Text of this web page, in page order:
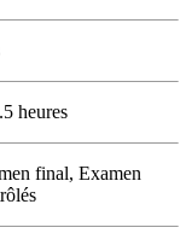
heures
final, Examen